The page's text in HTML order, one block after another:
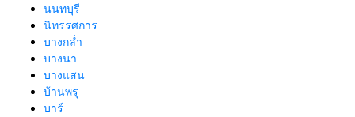
นนทบุรี
นิทรรศการ
บางกล่ำ
บางนา
บางแสน
บ้านพรุ
บาร์